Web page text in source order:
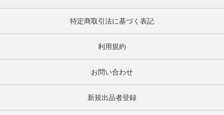
特定商取引法に基づく表記
利用規約
お問い合わせ
新規出品者登録